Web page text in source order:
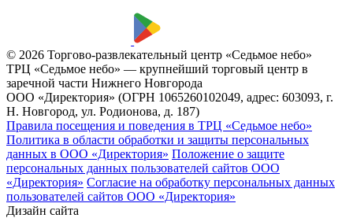
© 2026 Торгово-развлекательный центр «Седьмое небо»
ТРЦ «Седьмое небо» — крупнейший торговый центр в
заречной части Нижнего Новгорода
ООО «Директория» (ОГРН 1065260102049, адрес: 603093, г.
Н. Новгород, ул. Родионова, д. 187)
Правила посещения и поведения в ТРЦ «Седьмое небо»
Политика в области обработки и защиты персональных
данных в ООО «Директория» Положение о защите
персональных данных пользователей сайтов ООО
«Директория» Согласие на обработку персональных данных
пользователей сайтов ООО «Директория»
Дизайн сайта